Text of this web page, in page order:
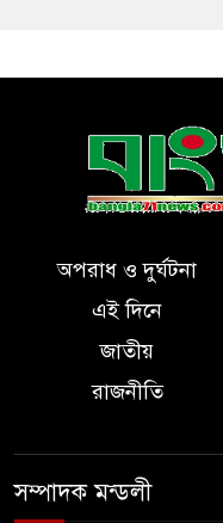
অপরাধ ও দুর্ঘটনা
এই দিনে
জাতীয়
রাজনীতি
সম্পাদক মন্ডলী